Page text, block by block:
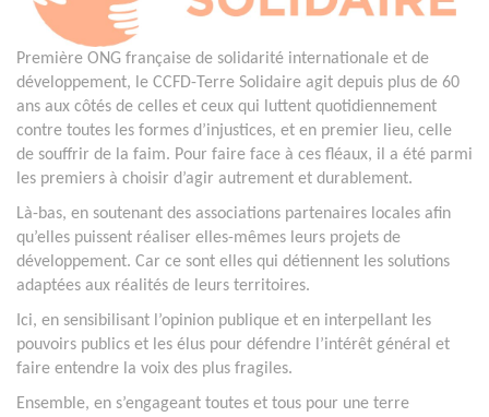
Première ONG française de solidarité internationale et de
développement, le CCFD-Terre Solidaire agit depuis plus de 60
ans aux côtés de celles et ceux qui luttent quotidiennement
contre toutes les formes d’injustices, et en premier lieu, celle
de souffrir de la faim. Pour faire face à ces fléaux, il a été parmi
les premiers à choisir d’agir autrement et durablement.
Là-bas, en soutenant des associations partenaires locales afin
qu’elles puissent réaliser elles-mêmes leurs projets de
développement. Car ce sont elles qui détiennent les solutions
adaptées aux réalités de leurs territoires.
Ici, en sensibilisant l’opinion publique et en interpellant les
pouvoirs publics et les élus pour défendre l’intérêt général et
faire entendre la voix des plus fragiles.
Ensemble, en s’engageant toutes et tous pour une terre